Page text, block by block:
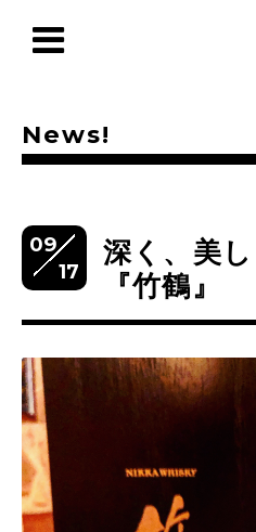
News!
09
17
深く、美
『竹鶴』